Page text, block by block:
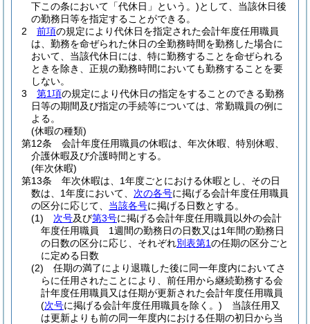
下この条において「代休日」という。)として、当該休日後
の勤務日等を指定することができる。
2
前項の規定により代休日を指定された会計年度任用職員
は、勤務を命ぜられた休日の全勤務時間を勤務した場合に
おいて、当該代休日には、特に勤務することを命ぜられる
ときを除き、正規の勤務時間においても勤務することを要
しない。
3
第1項の規定により代休日の指定をすることのできる勤務
日等の期間及び指定の手続等については、常勤職員の例に
よる。
(休暇の種類)
第12条
会計年度任用職員の休暇は、年次休暇、特別休暇、
介護休暇及び介護時間とする。
(年次休暇)
第13条
年次休暇は、1年度ごとにおける休暇とし、その日
数は、1年度において、 次の各号に掲げる会計年度任用職員
の区分に応じて、 当該各号に掲げる日数とする。
(1)
次号及び第3号に掲げる会計年度任用職員以外の会計
年度任用職員 1週間の勤務日の日数又は1年間の勤務日
の日数の区分に応じ、それぞれ別表第1の任期の区分ごと
に定める日数
(2)
任期の満了により退職した後に同一年度内においてさ
らに任用されたことにより、前任用から継続勤務する会
計年度任用職員又は任期が更新された会計年度任用職員
(次号に掲げる会計年度任用職員を除く。) 当該任用又
は更新よりも前の同一年度内における任期の初日から当